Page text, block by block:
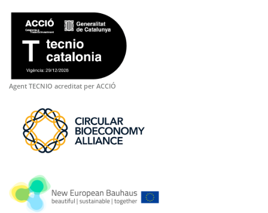
Agent TECNIO acreditat per ACCIÓ